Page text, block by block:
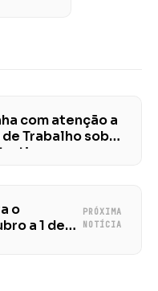
com atenção a
Trabalho sobre
o
a 1 de
PRÓXIMA
NOTÍCIA